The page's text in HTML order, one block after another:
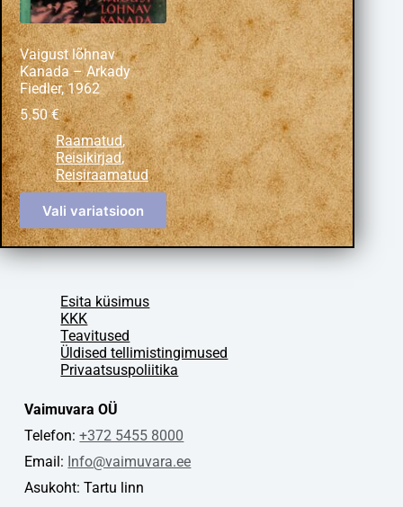
Vaigust lõhnav
Kanada – Arkady
Fiedler, 1962
5.50€
Raamatud,
Reisikirjad,
Reisiraamatud
Vali variatsioon
Esita küsimus
KKK
Teavitused
Üldised tellimistingimused
Privaatsuspoliitika
Vaimuvara OÜ
Telefon:+372 5455 8000
Email: Info@vaimuvara.ee
Asukoht: Tartu linn